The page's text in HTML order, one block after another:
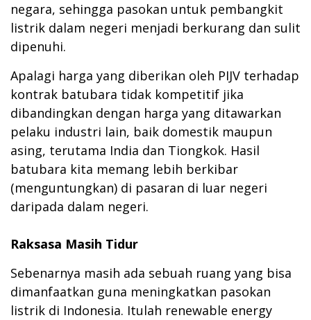
negara, sehingga pasokan untuk pembangkit
listrik dalam negeri menjadi berkurang dan sulit
dipenuhi.
Apalagi harga yang diberikan oleh PIJV terhadap
kontrak batubara tidak kompetitif jika
dibandingkan dengan harga yang ditawarkan
pelaku industri lain, baik domestik maupun
asing, terutama India dan Tiongkok. Hasil
batubara kita memang lebih berkibar
(menguntungkan) di pasaran di luar negeri
daripada dalam negeri.
Raksasa Masih Tidur
Sebenarnya masih ada sebuah ruang yang bisa
dimanfaatkan guna meningkatkan pasokan
listrik di Indonesia. Itulah renewable energy